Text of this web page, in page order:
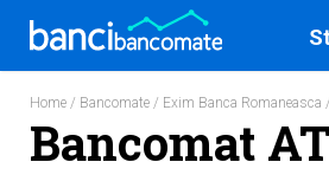
Home / Bancomate / Exim Banca Romaneasca /
Bancomat